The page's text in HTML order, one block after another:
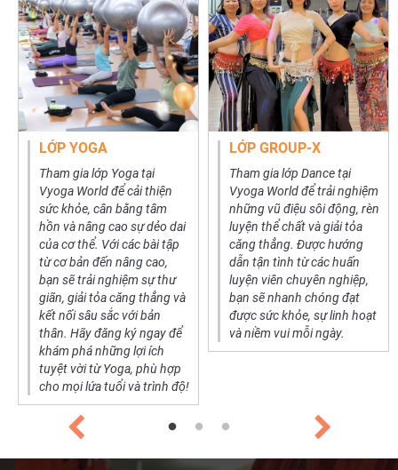
LỚP YOGA
Tham gia lớp Yoga tại
Vyoga World để cải thiện
sức khỏe, cân bằng tâm
hồn và nâng cao sự dẻo dai
của cơ thể. Với các bài tập
từ cơ bản đến nâng cao,
bạn sẽ trải nghiệm sự thư
giãn, giải tỏa căng thẳng và
kết nối sâu sắc với bản
thân. Hãy đăng ký ngay để
khám phá những lợi ích
tuyệt vời từ Yoga, phù hợp
cho mọi lứa tuổi và trình độ!
LỚP GROUP-X
Tham gia lớp Dance tại
Vyoga World để trải nghiệm
những vũ điệu sôi động, rèn
luyện thể chất và giải tỏa
căng thẳng. Được hướng
dẫn tận tình từ các huấn
luyện viên chuyên nghiệp,
bạn sẽ nhanh chóng đạt
được sức khỏe, sự linh hoạt
và niềm vui mỗi ngày.